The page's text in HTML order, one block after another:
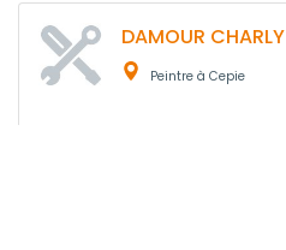
DAMOUR CHARLY
Peintre à Cepie